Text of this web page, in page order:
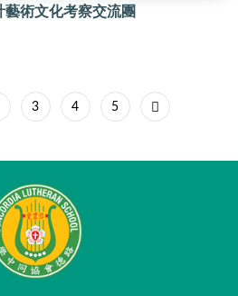
藝術文化考察交流團
3 4 5